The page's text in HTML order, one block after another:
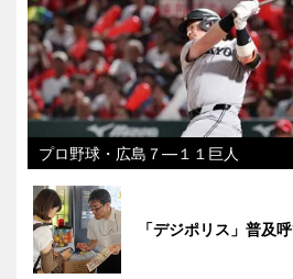
プロ野球・広島７―１１巨人
「デジポリス」普及